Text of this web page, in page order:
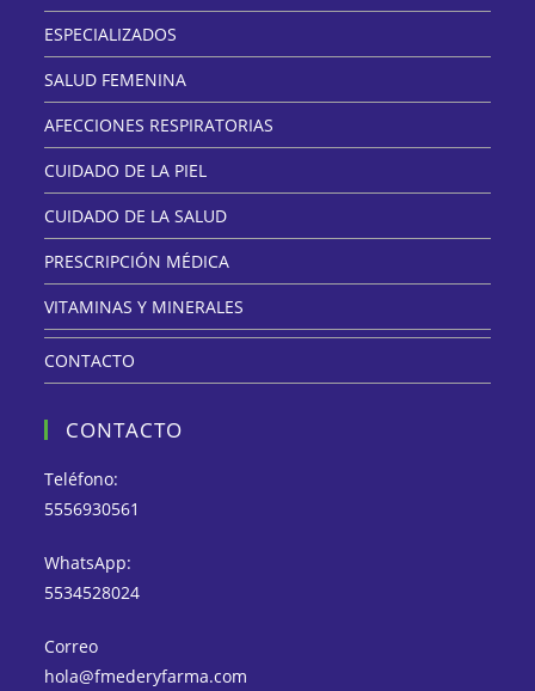
ESPECIALIZADOS
SALUD FEMENINA
AFECCIONES RESPIRATORIAS
CUIDADO DE LA PIEL
CUIDADO DE LA SALUD
PRESCRIPCIÓN MÉDICA
VITAMINAS Y MINERALES
CONTACTO
CONTACTO
Teléfono:
5556930561
WhatsApp:
5534528024
Correo
hola@fmederyfarma.com